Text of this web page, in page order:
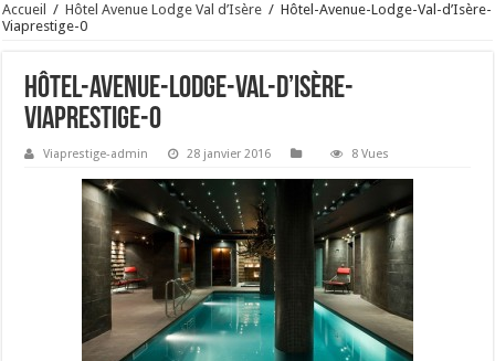
Accueil / Hôtel Avenue Lodge Val d’Isère / Hôtel-Avenue-Lodge-Val-d’Isère-
Viaprestige-0
Hôtel-Avenue-Lodge-Val-d’Isère-
Viaprestige-0
Viaprestige-admin 28 janvier 2016 8 Vues